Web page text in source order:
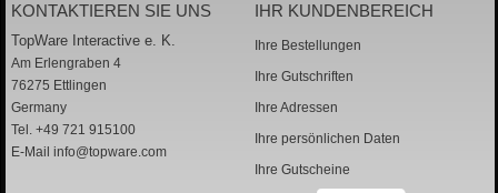
KONTAKTIEREN SIE UNS
TopWare Interactive e. K.
Am Erlengraben 4
76275 Ettlingen
Germany
Tel. +49 721 915100
E-Mail info@topware.com
IHR KUNDENBEREICH
Ihre Bestellungen
Ihre Gutschriften
Ihre Adressen
Ihre persönlichen Daten
Ihre Gutscheine